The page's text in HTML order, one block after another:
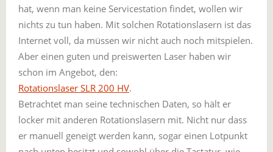
hat, wenn man keine Servicestation findet, wollen wir
nichts zu tun haben. Mit solchen Rotationslasern ist das
Internet voll, da müssen wir nicht auch noch mitspielen.
Aber einen guten und preiswerten Laser haben wir
schon im Angebot, den:
Rotationslaser SLR 200 HV.
Betrachtet man seine technischen Daten, so hält er
locker mit anderen Rotationslasern mit. Nicht nur dass
er manuell geneigt werden kann, sogar einen Lotpunkt